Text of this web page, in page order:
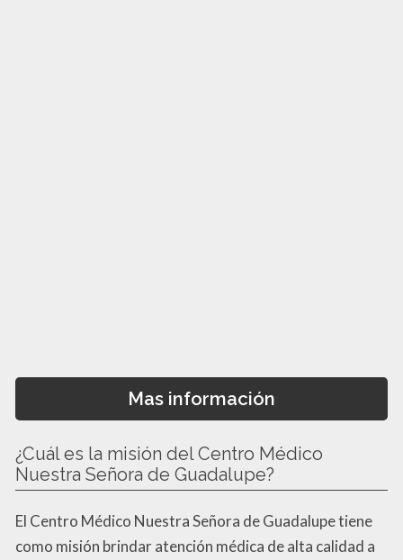
Mas información
¿Cuál es la misión del Centro Médico
Nuestra Señora de Guadalupe?
El Centro Médico Nuestra Señora de Guadalupe tiene
como misión brindar atención médica de alta calidad a